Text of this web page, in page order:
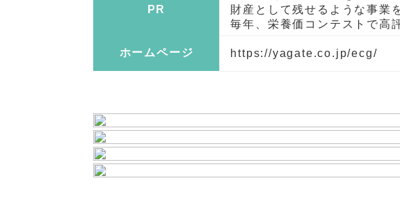
PR
財産として残せるような事業
毎年、栄養価コンテストで高
ホームページ https://yagate.co.jp/ecg/